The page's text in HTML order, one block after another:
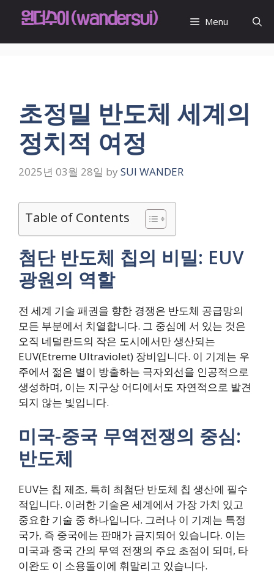
Menu
초정밀 반도체 세계의
정치적 여정
2025년 03월 28일 by SUI WANDER
Table of Contents
첨단 반도체 칩의 비밀: EUV
광원의 역할
전 세계 기술 패권을 향한 경쟁은 반도체 공급망의
모든 부분에서 치열합니다. 그 중심에 서 있는 것은
오직 네덜란드의 작은 도시에서만 생산되는
EUV(Etreme Ultraviolet) 장비입니다. 이 기계는 우
주에서 젊은 별이 방출하는 극자외선을 인공적으로
생성하며, 이는 지구상 어디에서도 자연적으로 발견
되지 않는 빛입니다.
미국-중국 무역전쟁의 중심:
반도체
EUV는 칩 제조, 특히 최첨단 반도체 칩 생산에 필수
적입니다. 이러한 기술은 세계에서 가장 가치 있고
중요한 기술 중 하나입니다. 그러나 이 기계는 특정
국가, 즉 중국에는 판매가 금지되어 있습니다. 이는
미국과 중국 간의 무역 전쟁의 주요 초점이 되며, 타
이완도 이 소용돌이에 휘말리고 있습니다.